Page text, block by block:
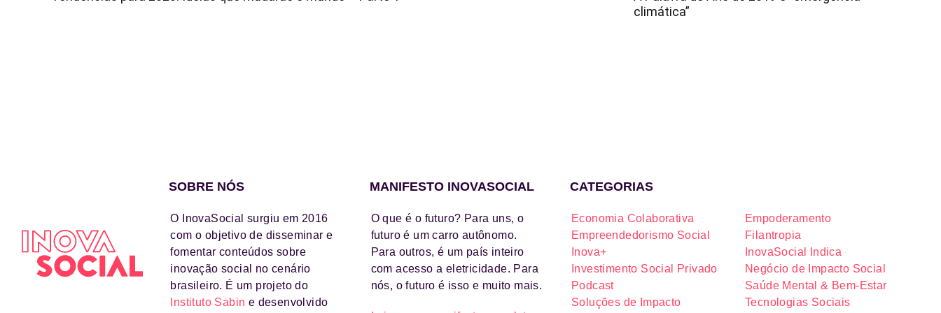
climática”
SOBRE NÓS
O InovaSocial surgiu em 2016
com o objetivo de disseminar e
fomentar conteúdos sobre
inovação social no cenário
brasileiro. É um projeto do
Instituto Sabin e desenvolvido
MANIFESTO INOVASOCIAL
O que é o futuro? Para uns, o
futuro é um carro autônomo.
Para outros, é um país inteiro
com acesso a eletricidade. Para
nós, o futuro é isso e muito mais.
CATEGORIAS
Economia Colaborativa
Empoderamento
Empreendedorismo Social
Filantropia
Inova+
InovaSocial Indica
Investimento Social Privado
Negócio de Impacto Social
Podcast
Saúde Mental & Bem-Estar
Soluções de Impacto
Tecnologias Sociais